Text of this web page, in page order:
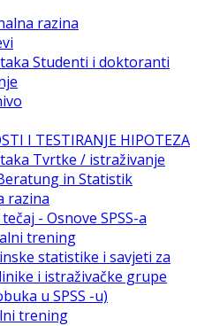
razina
Studenti i doktoranti
I TESTIRANJE HIPOTEZA
Tvrtke / istraživanje
in Statistik
razina
- Osnove SPSS-a
trening
statistike i savjeti za
i istraživačke grupe
u SPSS -u)
trening